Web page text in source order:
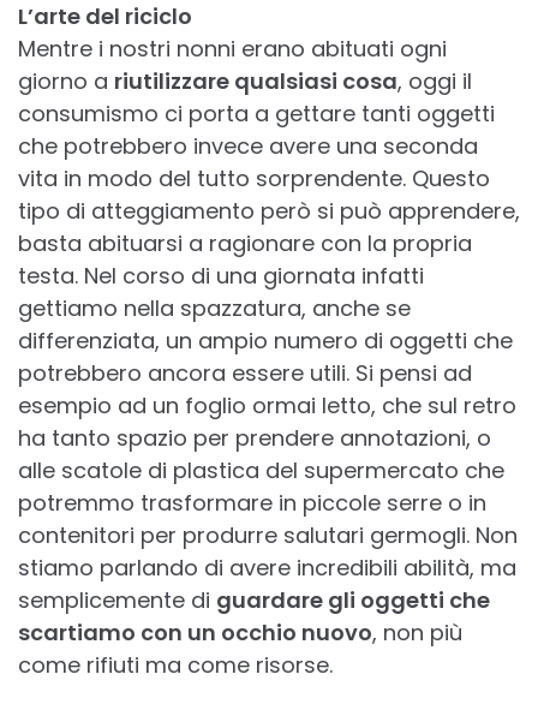
L’arte del riciclo
Mentre i nostri nonni erano abituati ogni
giorno a riutilizzare qualsiasi cosa, oggi il
consumismo ci porta a gettare tanti oggetti
che potrebbero invece avere una seconda
vita in modo del tutto sorprendente. Questo
tipo di atteggiamento però si può apprendere,
basta abituarsi a ragionare con la propria
testa. Nel corso di una giornata infatti
gettiamo nella spazzatura, anche se
differenziata, un ampio numero di oggetti che
potrebbero ancora essere utili. Si pensi ad
esempio ad un foglio ormai letto, che sul retro
ha tanto spazio per prendere annotazioni, o
alle scatole di plastica del supermercato che
potremmo trasformare in piccole serre o in
contenitori per produrre salutari germogli. Non
stiamo parlando di avere incredibili abilità, ma
semplicemente di guardare gli oggetti che
scartiamo con un occhio nuovo, non più
come rifiuti ma come risorse.